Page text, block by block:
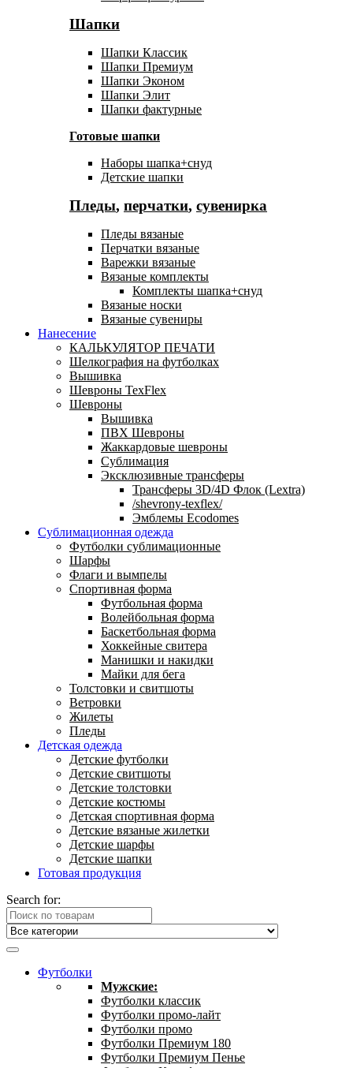
Шапки
Шапки Классик
Шапки Премиум
Шапки Эконом
Шапки Элит
Шапки фактурные
Готовые шапки
Наборы шапка+снуд
Детские шапки
Пледы, перчатки, сувенирка
Пледы вязаные
Перчатки вязаные
Варежки вязаные
Вязаные комплекты
Комплекты шапка+снуд
Вязаные носки
Вязаные сувениры
Нанесение
КАЛЬКУЛЯТОР ПЕЧАТИ
Шелкография на футболках
Вышивка
Шевроны TexFlex
Шевроны
Вышивка
ПВХ Шевроны
Жаккардовые шевроны
Сублимация
Эксклюзивные трансферы
Трансферы 3D/4D Флок (Lextra)
/shevrony-texflex/
Эмблемы Ecodomes
Сублимационная одежда
Футболки сублимационные
Шарфы
Флаги и вымпелы
Спортивная форма
Футбольная форма
Волейбольная форма
Баскетбольная форма
Хоккейные свитера
Манишки и накидки
Майки для бега
Толстовки и свитшоты
Ветровки
Жилеты
Пледы
Детская одежда
Детские футболки
Детские свитшоты
Детские толстовки
Детские костюмы
Детская спортивная форма
Детские вязаные жилетки
Детские шарфы
Детские шапки
Готовая продукция
Search for:
Футболки
Мужские:
Футболки классик
Футболки промо-лайт
Футболки промо
Футболки Премиум 180
Футболки Премиум Пенье